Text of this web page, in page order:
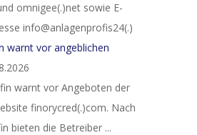
omnigee(.)net sowie E-
info@anlagenprofis24(.)
warnt vor angeblichen
warnt vor Angeboten der
finorycred(.)com. Nach
bieten die Betreiber ...